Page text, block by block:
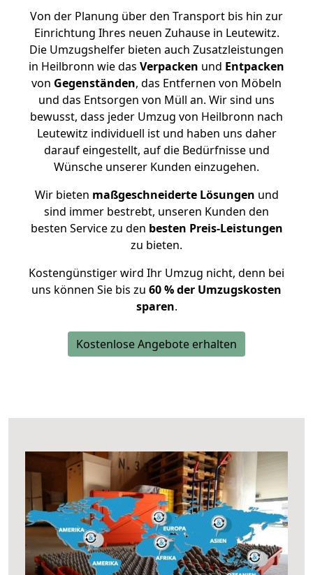
Von der Planung über den Transport bis hin zur
Einrichtung Ihres neuen Zuhause in Leutewitz.
Die Umzugshelfer bieten auch Zusatzleistungen
in Heilbronn wie das Verpacken und Entpacken
von Gegenständen, das Entfernen von Möbeln
und das Entsorgen von Müll an. Wir sind uns
bewusst, dass jeder Umzug von Heilbronn nach
Leutewitz individuell ist und haben uns daher
darauf eingestellt, auf die Bedürfnisse und
Wünsche unserer Kunden einzugehen.
Wir bieten maßgeschneiderte Lösungen und
sind immer bestrebt, unseren Kunden den
besten Service zu den besten Preis-Leistungen
zu bieten.
Kostengünstiger wird Ihr Umzug nicht, denn bei
uns können Sie bis zu 60 % der Umzugskosten
sparen.
Kostenlose Angebote erhalten